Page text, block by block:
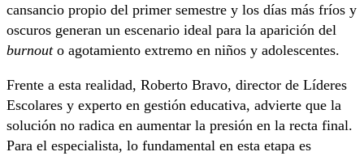
cansancio propio del primer semestre y los días más fríos y
oscuros generan un escenario ideal para la aparición del
burnouto agotamiento extremo en niños y adolescentes.
Frente a esta realidad, Roberto Bravo, director de Líderes
Escolares y experto en gestión educativa, advierte que la
solución no radica en aumentar la presión en la recta final.
Para el especialista, lo fundamental en esta etapa es